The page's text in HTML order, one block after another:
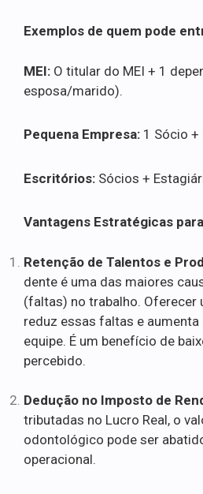
Exemplos de quem pode
MEI: O titular do MEI + 1
esposa/marido).
Pequena Empresa: 1 Sócio +
Escritórios: Sócios +
Vantagens Estratégicas
Retenção de Talentos e
dente é uma das maiores
(faltas) no trabalho. Oferecer
reduz essas faltas e
equipe. É um benefício de
percebido.
Dedução no Imposto de
tributadas no Lucro Real, o
odontológico pode ser
operacional.